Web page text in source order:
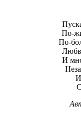
По-
По-
И
И